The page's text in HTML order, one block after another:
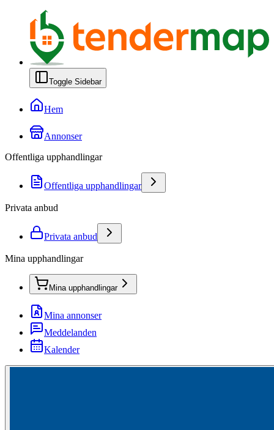
Toggle Sidebar
Hem
Annonser
Offentliga upphandlingar
Offentliga upphandlingar
Privata anbud
Privata anbud
Mina upphandlingar
Mina upphandlingar
Mina annonser
Meddelanden
Kalender